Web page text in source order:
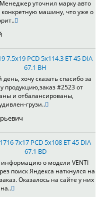
уточнил марку авто
конкретную машину, что уже о
7.5x19 PCD 5x114.3 ET 45 DIA
67.1 BH
хочу сказать спасибо за
продукцию,заказ #2523 от
и отбалансированы,
грузи..
7x17 PCD 5x108 ET 45 DIA
67.1 BD
информацию о модели VENTI
поиск Яндекса наткнулся на
Оказалось на сайте у них